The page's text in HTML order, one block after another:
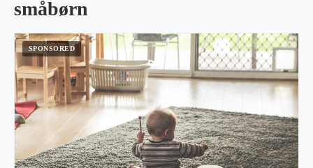
småbørn